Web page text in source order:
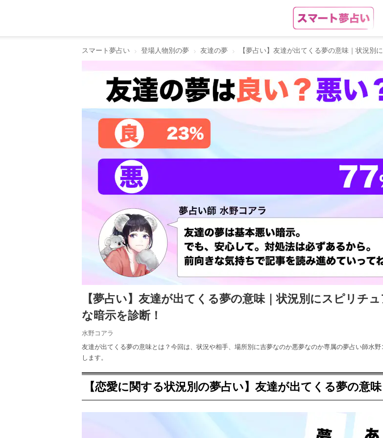
スマート夢占い 登場人物別の夢 友達の夢 【夢占い】友達が出てくる夢の意味｜状況別
【夢占い】友達が出てくる夢の意味｜状況別にスピリチ
な暗示を診断！
水野コアラ
友達が出てくる夢の意味とは？今回は、状況や相手、場所別に吉夢なのか悪夢なのか専属の夢占い師水
します。
【恋愛に関する状況別の夢占い】友達が出てくる夢の意